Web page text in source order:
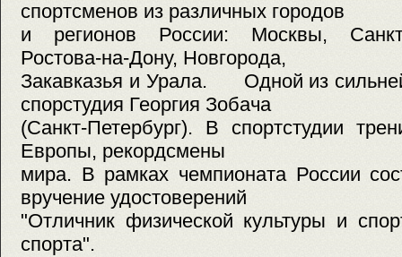
спортсменов из различных городов
и регионов России: Москвы,
Ростова-на-Дону, Новгорода,
Закавказья и Урала. Одной из
спорстудия Георгия Зобача
(Санкт-Петербург). В спортстудии
Европы, рекордсмены
мира. В рамках чемпионата России
вручение удостоверений
"Отличник физической культуры и
спорта".